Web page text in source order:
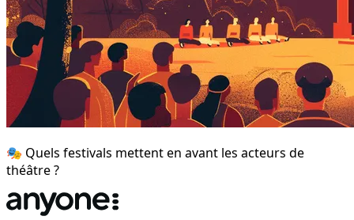
🎭 Quels festivals mettent en avant les acteurs de
théâtre ?